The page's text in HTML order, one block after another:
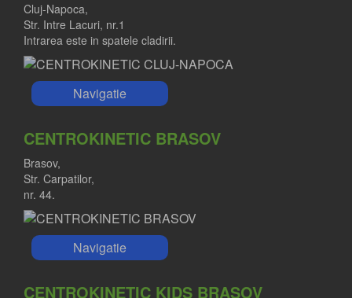
Cluj-Napoca,
Str. Intre Lacuri, nr.1
Intrarea este in spatele cladirii.
Navigatie
CENTROKINETIC BRASOV
Brasov,
Str. Carpatilor,
nr. 44.
Navigatie
CENTROKINETIC KIDS BRASOV